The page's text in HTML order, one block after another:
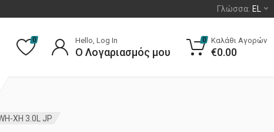
Γλώσσα: EL
0 Hello, Log In
Ο Λογαριασμός μου
0 Καλάθι Αγορών
€0.00
XH 3.0L JP